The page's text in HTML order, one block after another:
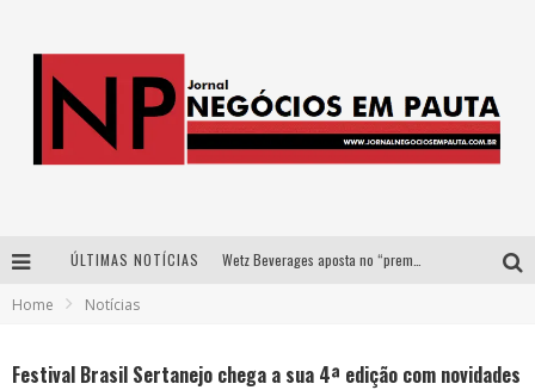
ÚLTIMAS NOTÍCIAS
Home Notícias
Festival Brasil Sertanejo chega a sua 4ª edição com novidades